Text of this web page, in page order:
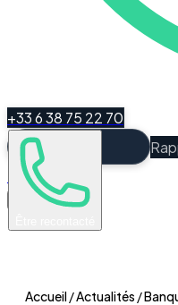
+33 6 38 75 22 70
Espace Client
Accueil/Actualités /